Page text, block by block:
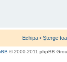
Echipa • Şterge
© 2000-2011 phpBB